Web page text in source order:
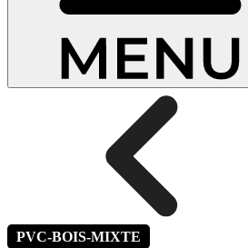
PVC-BOIS-MIXTE